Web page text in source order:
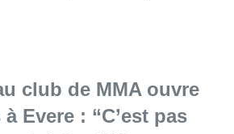
club de MMA ouvre
Evere : “C’est pas